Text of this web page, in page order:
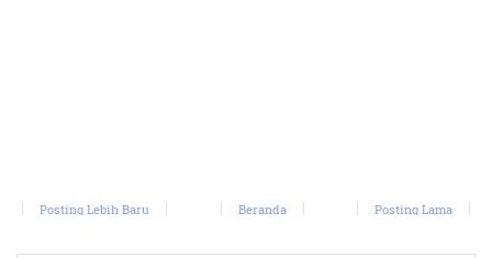
Posting Lebih Baru Posting Lama
Beranda